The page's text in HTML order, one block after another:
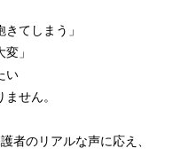
てしまう」
」
い
せん。
者のリアルな声に応え、